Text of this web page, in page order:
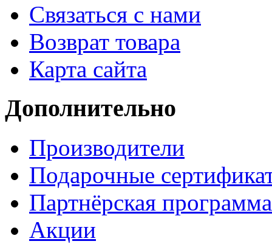
Связаться с нами
Возврат товара
Карта сайта
Дополнительно
Производители
Подарочные
Партнёрская программа
Акции